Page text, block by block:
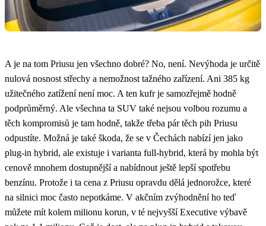
A je na tom Priusu jen všechno dobré? No, není. Nevýhoda je určitě
nulová nosnost střechy a nemožnost tažného zařízení. Ani 385 kg
užitečného zatížení není moc. A ten kufr je samozřejmě hodně
podprůměrný. Ale všechna ta SUV také nejsou volbou rozumu a
těch kompromisů je tam hodně, takže třeba pár těch pih Priusu
odpustíte. Možná je také škoda, že se v Čechách nabízí jen jako
plug-in hybrid, ale existuje i varianta full-hybrid, která by mohla být
cenově mnohem dostupnější a nabídnout ještě lepší spotřebu
benzínu. Protože i ta cena z Priusu opravdu dělá jednorožce, které
na silnici moc často nepotkáme. V akčním zvýhodnění ho teď
můžete mít kolem milionu korun, v té nejvyšší Executive výbavě